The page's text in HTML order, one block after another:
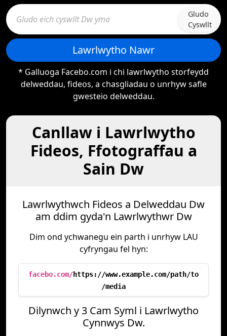
Gludo
Cyswllt
Lawrlwytho Nawr
* Galluoga Facebo.com i chi lawrlwytho storfeydd
delweddau, fideos, a chasgliadau o unrhyw safle
gwesteio delweddau.
Canllaw i Lawrlwytho
Fideos, Ffotograffau a
Sain Dw
Lawrlwythwch Fideos a Delweddau Dw
am ddim gyda'n Lawrlwythwr Dw
Dim ond ychwanegu ein parth i unrhyw LAU
cyfryngau fel hyn:
facebo.com/https://www.example.com/path/to
/media
Dilynwch y 3 Cam Syml i Lawrlwytho
Cynnwys Dw.